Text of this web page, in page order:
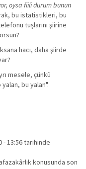
oysa fiili durum bunun
bu istatistikleri, bu
tuşlarını şiirine
hacı, daha şiirde
mesele, çünkü
bu yalan".
- 13:56 tarihinde
konusunda son